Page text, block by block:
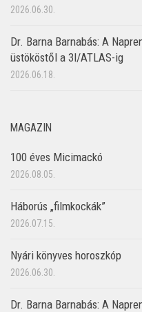
2026.06.30.
Dr. Barna Barnabás: A
üstököstől a 3I/ATLAS-ig
2026.06.18.
MAGAZIN
100 éves Micimackó
2026.08.05.
Háborús „filmkockák”
2026.07.15.
Nyári könyves horoszkóp
2026.06.30.
Dr. Barna Barnabás: A